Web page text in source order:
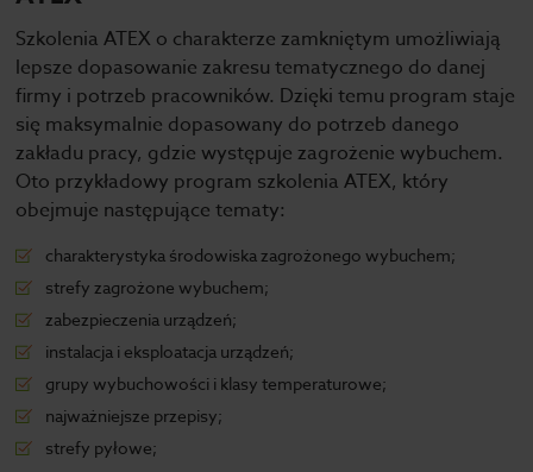
Szkolenia ATEX o charakterze zamkniętym umożliwiają
lepsze dopasowanie zakresu tematycznego do danej
firmy i potrzeb pracowników. Dzięki temu program staje
się maksymalnie dopasowany do potrzeb danego
zakładu pracy, gdzie występuje zagrożenie wybuchem.
Oto przykładowy program szkolenia ATEX, który
obejmuje następujące tematy:
charakterystyka środowiska zagrożonego wybuchem;
strefy zagrożone wybuchem;
zabezpieczenia urządzeń;
instalacja i eksploatacja urządzeń;
grupy wybuchowości i klasy temperaturowe;
najważniejsze przepisy;
strefy pyłowe;